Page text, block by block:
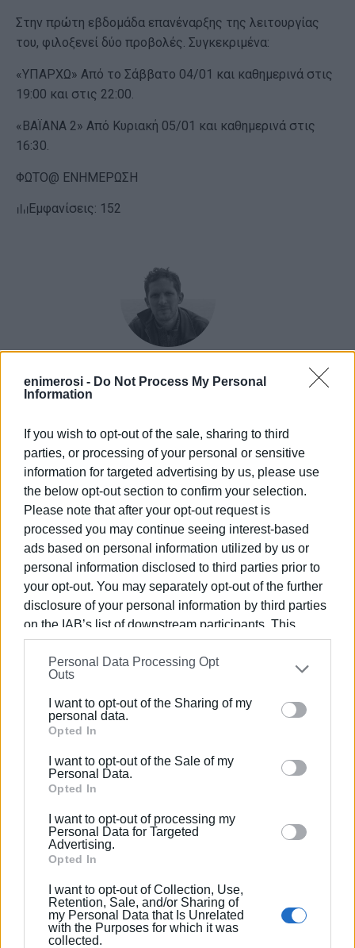
enimerosi - Do Not Process My Personal
Information
If you wish to opt-out of the sale, sharing to third
parties, or processing of your personal or sensitive
information for targeted advertising by us, please use
the below opt-out section to confirm your selection.
Please note that after your opt-out request is
processed you may continue seeing interest-based
ads based on personal information utilized by us or
personal information disclosed to third parties prior to
your opt-out. You may separately opt-out of the further
disclosure of your personal information by third parties
on the IAB’s list of downstream participants. This
information may also be disclosed by us to third parties
on theIAB’s List of Downstream Participants
that may
further disclose it to other third parties.
Please note that this website/app uses one or more
Google services and may gather and store information
behaviour. You may click to grant or deny consent to
Google and its third-party tags to use your data for
section.
Personal Data Processing Opt
Outs
I want to opt-out of the Sharing of my
personal data.
Opted In
I want to opt-out of the Sale of my
Personal Data.
Opted In
I want to opt-out of processing my
Personal Data for Targeted
Advertising.
Opted In
I want to opt-out of Collection, Use,
Retention, Sale, and/or Sharing of
my Personal Data that Is Unrelated
with the Purposes for which it was
collected.
Στην πρώτη εβδομάδα επανέναρξης της λειτουργίας
του, φιλοξενεί δύο προβολές. Συγκεκριμένα:
«ΥΠΑΡΧΩ» Από το Σάββατο 04/01 και καθημερινά στις
19:00 και στις 22:00.
«ΒΑΪΑΝΑ 2» Από Κυριακή 05/01 και καθημερινά στις
16:30.
ΦΩΤΟ@ ΕΝΗΜΕΡΩΣΗ
Εμφανίσεις: 152
ΒΑΣΙΛΗΣ ΠΑΝΤΑΖΟΠΟΥΛΟΣ
Πανεπιστημίου Αιγαίου (Ρόδος), με ειδίκευση
στις Διεθνείς Σχέσεις. Επιπλέον, είναι κάτοχος
Μεταπτυχιακού Τίτλου από το Πανεπιστήμιο του
Readingστις Στρατηγικές Σπουδές.
Ακολουθήστε το enimerosi στοFacebook
Συνδρομητές στο e-paper